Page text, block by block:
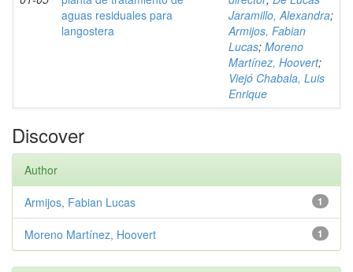
aguas residuales para
langostera
Jaramillo, Alexandra;
Armijos, Fabian
Lucas; Moreno
Martínez, Hoovert;
Viejó Chabala, Luis
Enrique
Discover
Author
1
Armijos, Fabian Lucas
1
Moreno Martínez, Hoovert